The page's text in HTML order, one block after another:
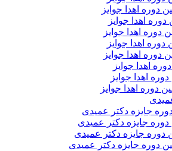
دوره اهدا جوایز
اهدا جوایز
اهدا جوایز
اهدا جوایز
دوره اهدا جوایز
اهدا جوایز
اهدا جوایز
دوره اهدا جوایز
جایزه دکتر عمیدی
جایزه دکتر عمیدی
جایزه دکتر عمیدی
دوره جایزه دکتر عمیدی